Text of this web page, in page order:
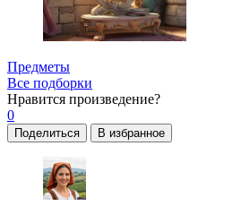
Предметы
Все подборки
Нравится произведение?
0
Поделиться В избранное